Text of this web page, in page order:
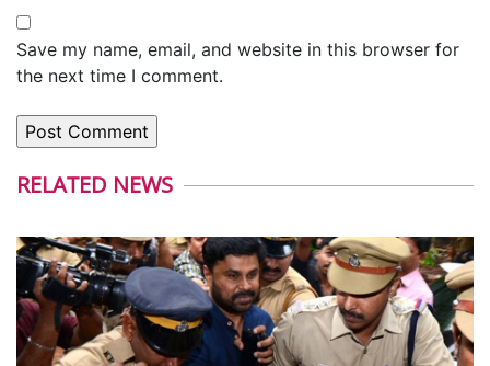
Save my name, email, and website in this browser for
the next time I comment.
RELATED NEWS